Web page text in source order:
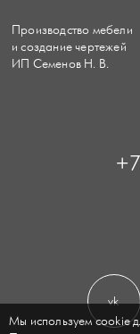
Производство мебели
и создание чертежей
ИП Семенов Н. В.
vk
Мы используем cookie